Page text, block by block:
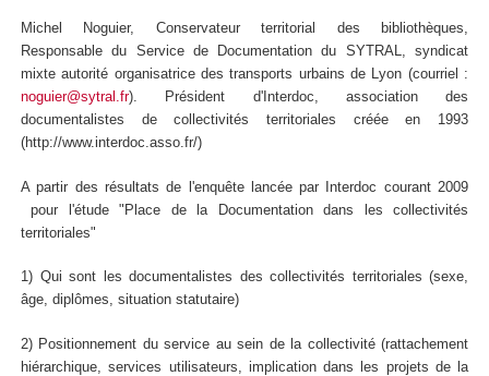
Michel Noguier, Conservateur territorial des bibliothèques,
Responsable du Service de Documentation du SYTRAL, syndicat
mixte autorité organisatrice des transports urbains de Lyon (courriel :
noguier@sytral.fr). Président d'Interdoc, association des
documentalistes de collectivités territoriales créée en 1993
(http://www.interdoc.asso.fr/)
A partir des résultats de l'enquête lancée par Interdoc courant 2009
pour l'étude "Place de la Documentation dans les collectivités
territoriales"
1) Qui sont les documentalistes des collectivités territoriales (sexe,
âge, diplômes, situation statutaire)
2) Positionnement du service au sein de la collectivité (rattachement
hiérarchique, services utilisateurs, implication dans les projets de la